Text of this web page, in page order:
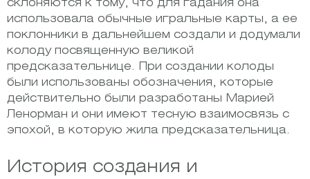
склоняются к тому, что для гадания она
использовала обычные игральные карты, а ее
поклонники в дальнейшем создали и додумали
колоду посвященную великой
предсказательнице. При создании колоды
были использованы обозначения, которые
действительно были разработаны Марией
Ленорман и они имеют тесную взаимосвязь с
эпохой, в которую жила предсказательница.
История создания и